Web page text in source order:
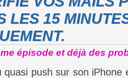
LES 15
épisode et déjà des
quasi push sur son iPhone